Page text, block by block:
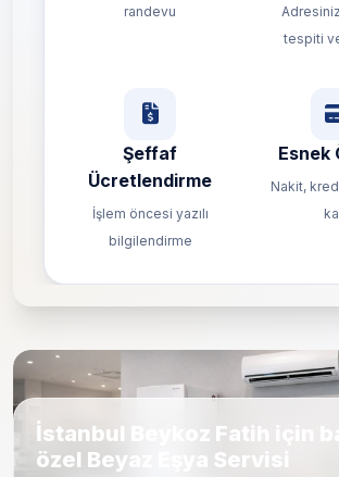
randevu
tespiti
Şeffaf
Ücretlendirme
İşlem öncesi yazılı
bilgilendirme
Esnek
Nakit,
İstanbul Beykoz Fatih için
özel Beyaz Eşya Servisi